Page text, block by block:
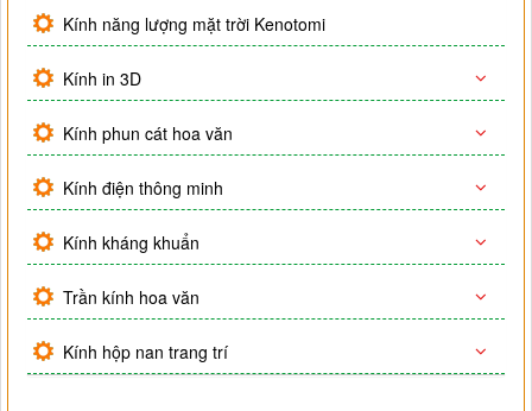
Kính năng lượng mặt trời Kenotomi
Kính in 3D
Kính phun cát hoa văn
Kính điện thông minh
Kính kháng khuẩn
Trần kính hoa văn
Kính hộp nan trang trí